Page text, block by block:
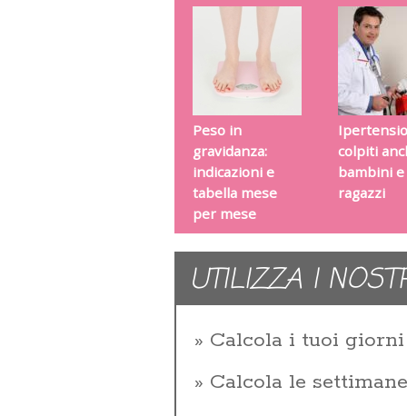
Peso in
gravidanza:
indicazioni e
tabella mese
per mese
colpiti
bambini e
ragazzi
UTILIZZA I
Calcola i tuoi
Calcola le